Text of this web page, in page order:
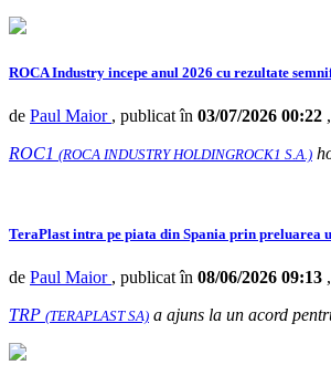
ROCA Industry incepe anul 2026 cu rezultate
de Paul Maior , publicat în 03/07/2026 00:22
ROC1 (ROCA INDUSTRY HOLDINGROCK1 S.A.)
TeraPlast intra pe piata din Spania prin
de Paul Maior , publicat în 08/06/2026 09:13
TRP (TERAPLAST SA) a ajuns la un acord